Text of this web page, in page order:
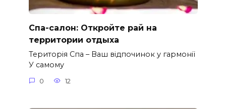
Спа-салон: Откройте рай на
территории отдыха
Територія Спа – Ваш відпочинок у гармонії
У самому
0 12